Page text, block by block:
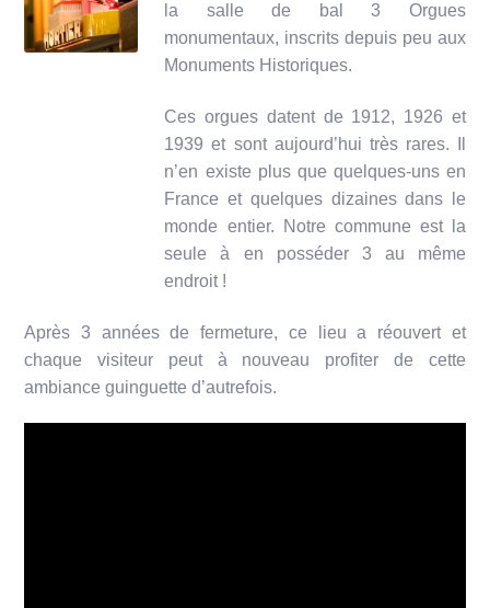
la salle de bal 3 Orgues
monumentaux, inscrits depuis peu aux
Monuments Historiques.
Ces orgues datent de 1912, 1926 et
1939 et sont aujourd’hui très rares. Il
n’en existe plus que quelques-uns en
France et quelques dizaines dans le
monde entier. Notre commune est la
seule à en posséder 3 au même
endroit !
Après 3 années de fermeture, ce lieu a réouvert et
chaque visiteur peut à nouveau profiter de cette
ambiance guinguette d’autrefois.